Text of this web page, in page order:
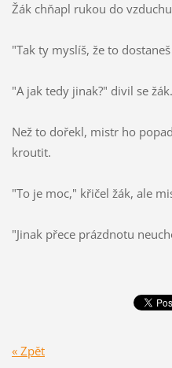
Žák chňapl rukou do
"Tak ty myslíš, že to
"A jak tedy jinak?" divil se žák.
Než to dořekl, mistr ho
kroutit.
"To je moc," křičel žák, ale
"Jinak přece prázdnotu
« Zpět